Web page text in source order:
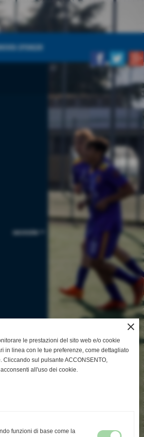
SPONSOR
successivo >>
close
le prestazioni del sito web e/o cookie
in linea con le tue preferenze, come dettagliato
sul pulsante ACCONSENTO,
all'uso dei cookie.
funzioni di base come la